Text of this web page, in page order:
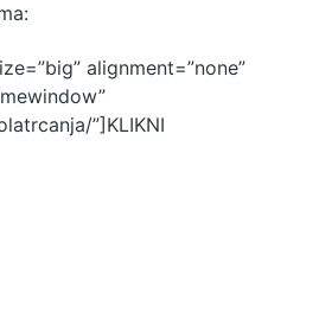
alignment=”none”
”]KLIKNI